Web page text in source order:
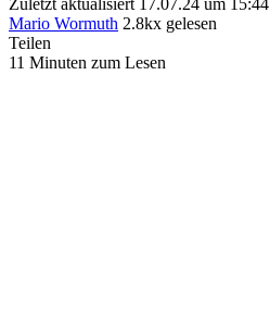
Mario Wormuth 2.8kx gelesen
Teilen
11 Minuten zum Lesen